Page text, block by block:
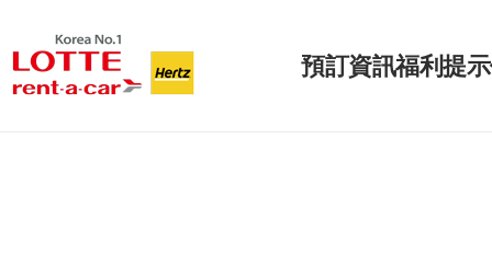
預訂資訊福利提示